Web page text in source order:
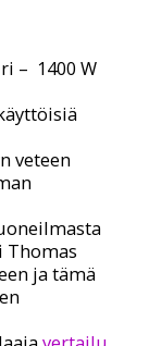
– 1400 W
veteen
Thomas
ja tämä